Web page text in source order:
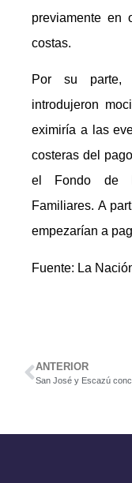
previamente en
costas.
Por su parte,
introdujeron
eximiría a las
costeras del
el Fondo de
Familiares. A
empezarían a
Fuente: La
ANTERIOR